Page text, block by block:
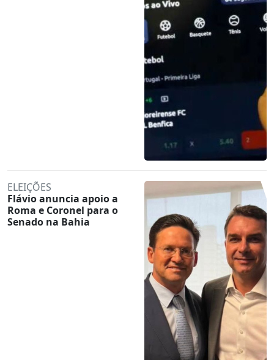
ELEIÇÕES
Flávio anuncia apoio a
Roma e Coronel para o
Senado na Bahia